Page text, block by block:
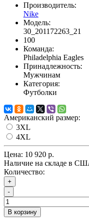
Производитель:
Nike
Модель:
30_201172263_21
100
Команда:
Philadelphia Eagles
Принадлежность:
Мужчинам
Категория:
Футболки
Американский размер:
3XL
4XL
Цена: 10 920 р.
Наличие на складе в
Количество:
+
-
В корзину